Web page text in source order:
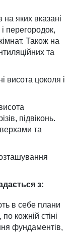
яких вказані
перегородок,
Також на
та
висота цоколя і
підвіконь.
та
з:
в себе плани
кожній стіні
фундаментів,